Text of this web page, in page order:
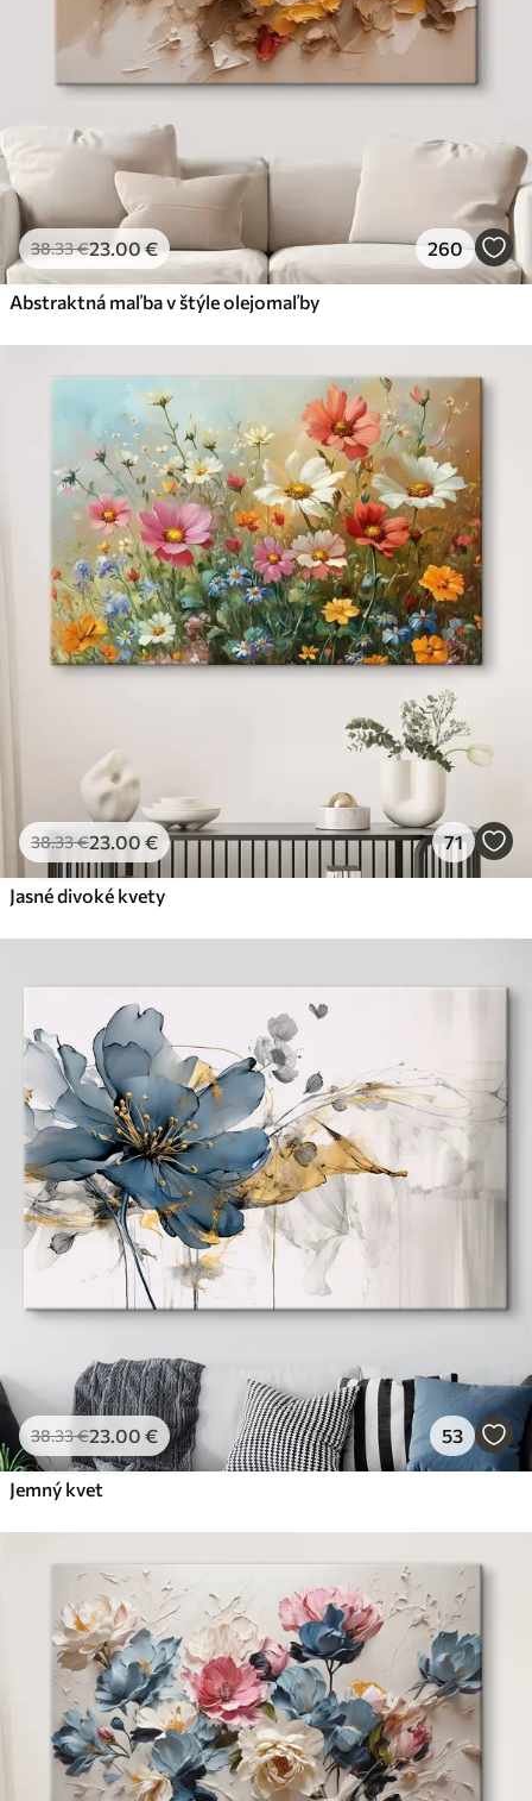
38.33€23.00€ 260
Abstraktná maľba v štýle olejomaľby
38.33€23.00 € 71
Jasné divoké kvety
38.33€23.00 € 53
Jemný kvet